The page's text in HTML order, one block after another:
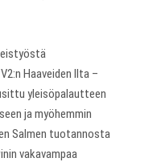
Haaveiden Ilta –
yleisöpalautteen
ja myöhemmin
Salmen tuotannosta
vakavampaa